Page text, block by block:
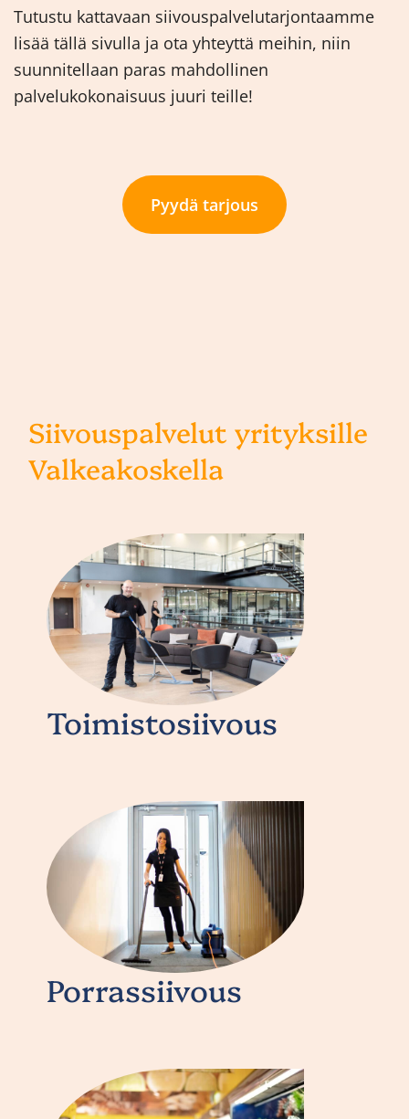
Tutustu kattavaan siivouspalvelutarjontaamme
lisää tällä sivulla ja ota yhteyttä meihin, niin
suunnitellaan paras mahdollinen
palvelukokonaisuus juuri teille!
Pyydä tarjous
Siivouspalvelut yrityksille
Valkeakoskella
Toimistosiivous
Porrassiivous